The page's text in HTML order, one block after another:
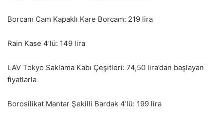
Borcam Cam Kapaklı Kare Borcam: 219 lira
Rain Kase 4’lü: 149 lira
LAV Tokyo Saklama Kabı Çeşitleri: 74,50 lira’dan başlayan
fiyatlarla
Borosilikat Mantar Şekilli Bardak 4’lü: 199 lira